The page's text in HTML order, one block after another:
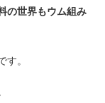
の世界もウム組み
。